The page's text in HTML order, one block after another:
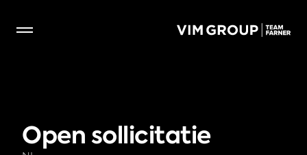
Open sollicitatie